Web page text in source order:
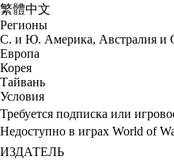
繁體中文
Регионы
С. и Ю. Америка, Австралия и
Европа
Корея
Тайвань
Условия
Требуется подписка или
Недоступно в играх World of
ИЗДАТЕЛЬ